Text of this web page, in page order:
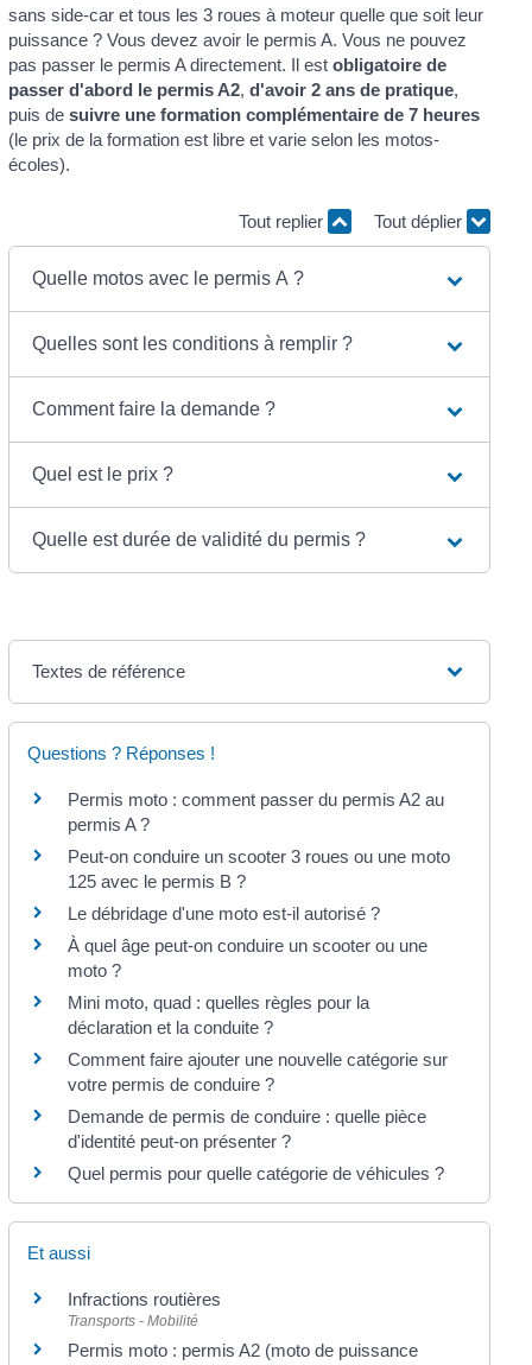
sans side-car et tous les 3 roues à moteur quelle que soit leur
puissance ? Vous devez avoir le permis A. Vous ne pouvez
pas passer le permis A directement. Il estobligatoire de
passer d'abord le permis A2,d'avoir 2 ans de pratique,
puis desuivre une formation complémentaire de 7 heures
(le prix de la formation est libre et varie selon les motos-
écoles).
Tout replier Tout déplier
Quelle motos avec le permis A ?
Quelles sont les conditions à remplir ?
Comment faire la demande ?
Quel est le prix ?
Quelle est durée de validité du permis ?
Textes de référence
Questions ? Réponses !
Permis moto : comment passer du permis A2 au
permis A ?
Peut-on conduire un scooter 3 roues ou une moto
125 avec le permis B ?
Le débridage d'une moto est-il autorisé ?
À quel âge peut-on conduire un scooter ou une
moto ?
Mini moto, quad : quelles règles pour la
déclaration et la conduite ?
Comment faire ajouter une nouvelle catégorie sur
votre permis de conduire ?
Demande de permis de conduire : quelle pièce
d'identité peut-on présenter ?
Quel permis pour quelle catégorie de véhicules ?
Et aussi
Infractions routières
Transports - Mobilité
Permis moto : permis A2 (moto de puissance